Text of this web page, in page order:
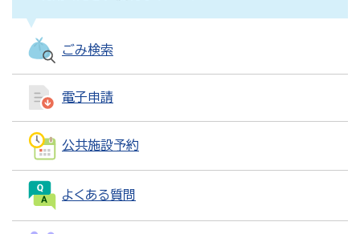
ごみ検索
電子申請
公共施設予約
よくある質問